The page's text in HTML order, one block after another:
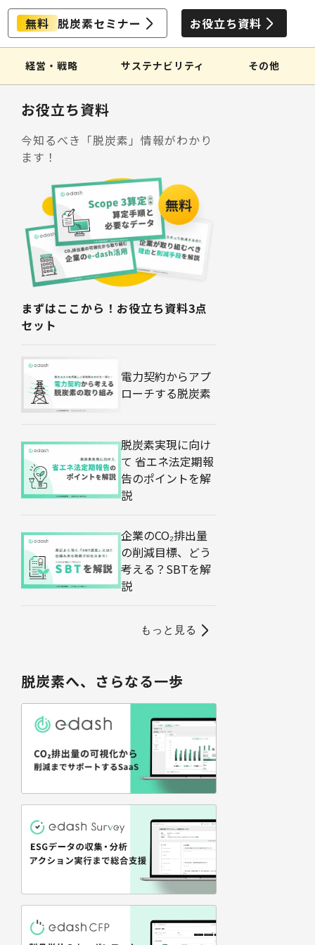
無料 脱炭素セミナー お役立ち資料
経営・戦略 サステナビリティ その他
お役立ち資料
今知るべき「脱炭素」情報がわかり
ます！
まずはここから！お役立ち資料3点
セット
電力契約からアプ
ローチする脱炭素
脱炭素実現に向け
て 省エネ法定期報
告のポイントを解
説
企業のCO₂排出量
の削減目標、どう
考える？SBTを解
説
もっと見る
脱炭素へ、さらなる一歩